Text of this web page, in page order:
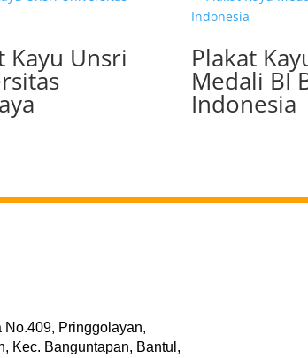
Kayu Unsri Plakat
Medali BI
Indonesia
No.409, Pringgolayan,
Kec. Banguntapan, Bantul,